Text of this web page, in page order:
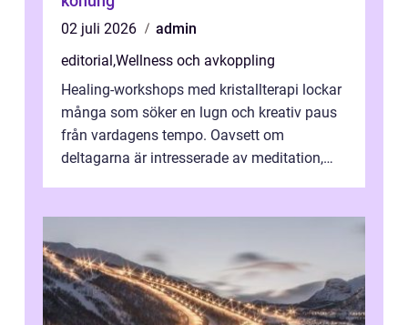
02 juli 2026
admin
editorial,Wellness och avkoppling
Healing-workshops med kristallterapi lockar
många som söker en lugn och kreativ paus
från vardagens tempo. Oavsett om
deltagarna är intresserade av meditation,